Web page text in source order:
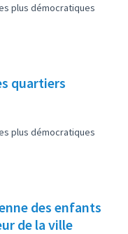
plus démocratiques
quartiers
plus démocratiques
des enfants
de la ville